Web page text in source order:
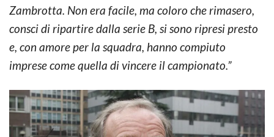
Zambrotta. Non era facile, ma coloro che rimasero,
consci di ripartire dalla serie B, si sono ripresi presto
e, con amore per la squadra, hanno compiuto
imprese come quella di vincere il campionato.”